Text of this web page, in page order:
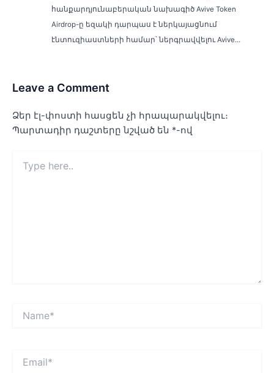
հանքարդյունաբերական նախագիծ Avive Token
Airdrop-ը եզակի դարպաս է ներկայացնում
էնտուզիաստների համար՝ ներգրավվելու Avive...
Leave a Comment
Ձեր էլ-փոստի հասցեն չի հրապարակվելու։
Պարտադիր դաշտերը նշված են *-ով
here..